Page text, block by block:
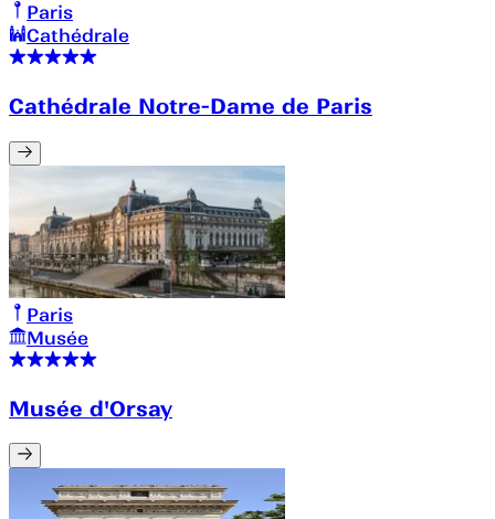
Paris
Cathédrale
Cathédrale Notre-Dame de Paris
Paris
Musée
Musée d'Orsay